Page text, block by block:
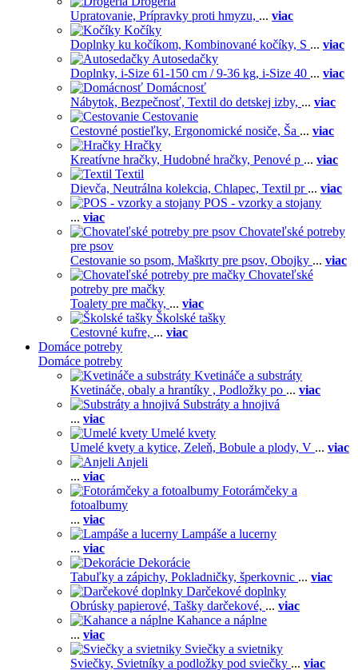
Upratovanie, Prípravky proti hmyzu, ... viac
Kočíky
Doplnky ku kočíkom, Kombinované kočíky, S ... viac
Autosedačky
Doplnky, i-Size 61-150 cm / 9-36 kg, i-Size 40 ... viac
Domácnosť
Nábytok, Bezpečnosť, Textil do detskej izby, ... viac
Cestovanie
Cestovné postieľky, Ergonomické nosiče, Ša ... viac
Hračky
Kreatívne hračky, Hudobné hračky, Penové p ... viac
Textil
Dievča, Neutrálna kolekcia, Chlapec, Textil pr ... viac
POS - vzorky a stojany
... viac
Chovateľské potreby
pre psov
Cestovanie so psom, Maškrty pre psov, Obojky ... viac
Chovateľské
potreby pre mačky
Toalety pre mačky, ... viac
Školské tašky
Cestovné kufre, ... viac
Domáce potreby
Domáce potreby
Kvetináče a substráty
Kvetináče, obaly a hrantíky , Podložky po ... viac
Substráty a hnojivá
... viac
Umelé kvety
Umelé kvety a kytice, Zeleň, Bobule a plody, V ... viac
Anjeli
... viac
Fotorámčeky a
fotoalbumy
... viac
Lampáše a lucerny
... viac
Dekorácie
Tabuľky a zápichy, Pokladničky, šperkovnic ... viac
Darčekové doplnky
Obrúsky papierové, Tašky darčekové, ... viac
Kahance a náplne
... viac
Sviečky a svietniky
Sviečky, Svietníky a podložky pod sviečky ... viac